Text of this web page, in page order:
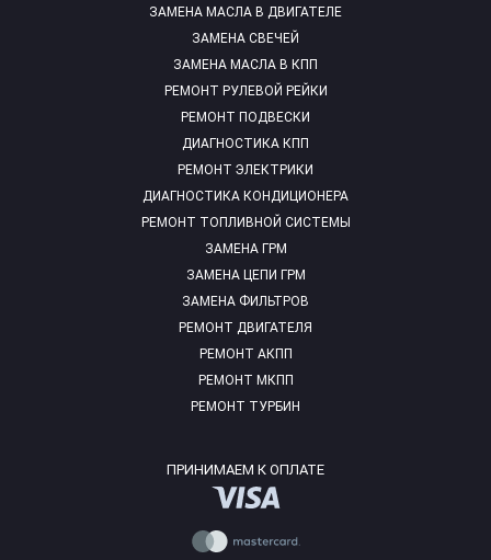
ЗАМЕНА МАСЛА В ДВИГАТЕЛЕ
ЗАМЕНА СВЕЧЕЙ
ЗАМЕНА МАСЛА В КПП
РЕМОНТ РУЛЕВОЙ РЕЙКИ
РЕМОНТ ПОДВЕСКИ
ДИАГНОСТИКА КПП
РЕМОНТ ЭЛЕКТРИКИ
ДИАГНОСТИКА КОНДИЦИОНЕРА
РЕМОНТ ТОПЛИВНОЙ СИСТЕМЫ
ЗАМЕНА ГРМ
ЗАМЕНА ЦЕПИ ГРМ
ЗАМЕНА ФИЛЬТРОВ
РЕМОНТ ДВИГАТЕЛЯ
РЕМОНТ АКПП
РЕМОНТ МКПП
РЕМОНТ ТУРБИН
ПРИНИМАЕМ К ОПЛАТЕ